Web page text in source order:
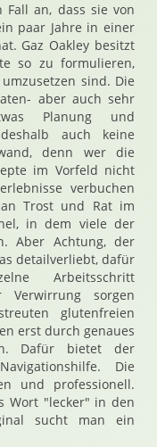
Fall an, dass sie von
paar Jahre in einer
Gaz Oakley besitzt
so zu formulieren,
sind. Die
aber auch sehr
Planung und
auch keine
denn wer die
im Vorfeld nicht
verbuchen
Trost und Rat im
in dem viele der
Aber Achtung, der
detailverliebt, dafür
Arbeitsschritt
Verwirrung sorgen
glutenfreien
erst durch genaues
Dafür bietet der
Die
und professionell.
Wort "lecker" in den
sucht man ein